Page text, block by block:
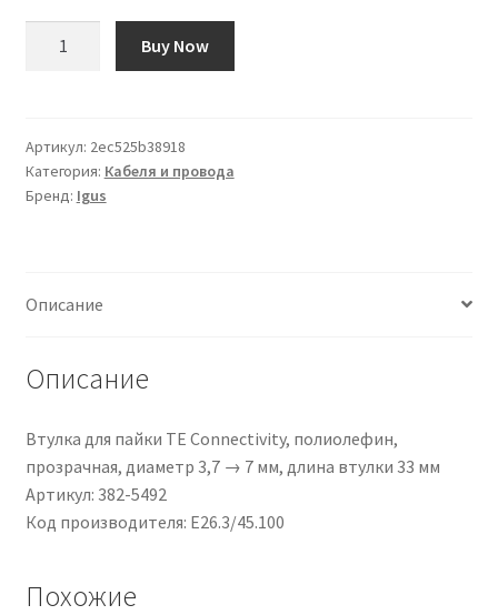
Igus,
167
mm
1m,
min.
100
Buy Now
Артикул: 2ec525b38918
Категория: Кабеля и провода
Бренд: Igus
Описание
Описание
Втулка для пайки TE Connectivity, полиолефин,
прозрачная, диаметр 3,7 → 7 мм, длина втулки 33 мм
Артикул: 382-5492
Код производителя: E26.3/45.100
Похожие